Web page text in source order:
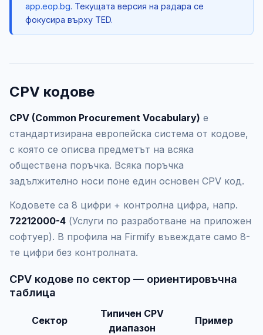
app.eop.bg. Текущата версия на радара се
фокусира върху TED.
CPV кодове
CPV (Common Procurement Vocabulary) е
стандартизирана европейска система от кодове,
с която се описва предметът на всяка
обществена поръчка. Всяка поръчка
задължително носи поне един основен CPV код.
Кодовете са 8 цифри + контролна цифра, напр.
72212000-4 (Услуги по разработване на приложен
софтуер). В профила на Firmify въвеждате само 8-
те цифри без контролната.
CPV кодове по сектор — ориентировъчна
таблица
Сектор
Типичен CPV
диапазон
Пример